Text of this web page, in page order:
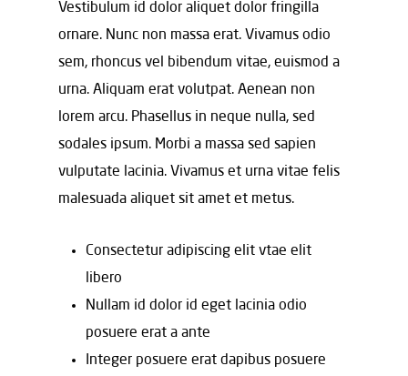
Vestibulum id dolor aliquet dolor fringilla
ornare. Nunc non massa erat. Vivamus odio
sem, rhoncus vel bibendum vitae, euismod a
urna. Aliquam erat volutpat. Aenean non
lorem arcu. Phasellus in neque nulla, sed
sodales ipsum. Morbi a massa sed sapien
vulputate lacinia. Vivamus et urna vitae felis
malesuada aliquet sit amet et metus.
Consectetur adipiscing elit vtae elit
libero
Nullam id dolor id eget lacinia odio
posuere erat a ante
Integer posuere erat dapibus posuere